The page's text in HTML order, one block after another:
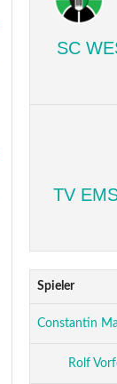
SC
TV
Spieler
Constantin
Rolf